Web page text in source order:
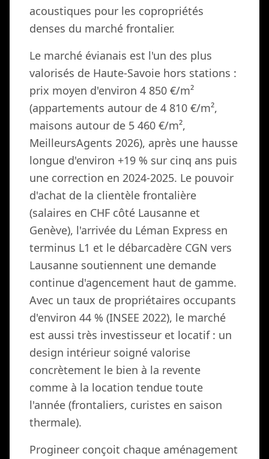
acoustiques pour les copropriétés
denses du marché frontalier.
Le marché évianais est l'un des plus
valorisés de Haute-Savoie hors stations :
prix moyen d'environ 4 850 €/m²
(appartements autour de 4 810 €/m²,
maisons autour de 5 460 €/m²,
MeilleursAgents 2026), après une hausse
longue d'environ +19 % sur cinq ans puis
une correction en 2024-2025. Le pouvoir
d'achat de la clientèle frontalière
(salaires en CHF côté Lausanne et
Genève), l'arrivée du Léman Express en
terminus L1 et le débarcadère CGN vers
Lausanne soutiennent une demande
continue d'agencement haut de gamme.
Avec un taux de propriétaires occupants
d'environ 44 % (INSEE 2022), le marché
est aussi très investisseur et locatif : un
design intérieur soigné valorise
concrètement le bien à la revente
comme à la location tendue toute
l'année (frontaliers, curistes en saison
thermale).
Progineer conçoit chaque aménagement